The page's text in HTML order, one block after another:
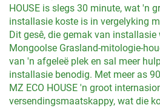
HOUSE is slegs 30 minute, wat 'n
installasie koste is in vergelyking
Dit gesê, die gemak van installasie
Mongoolse Grasland-mitologie-
van 'n afgeleë plek en sal meer
installasie benodig. Met meer as
MZ ECO HOUSE 'n groot
versendingsmaatskappy, wat die